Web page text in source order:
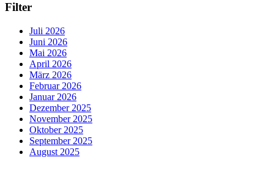
Filter
Juli 2026
Juni 2026
Mai 2026
April 2026
März 2026
Februar 2026
Januar 2026
Dezember 2025
November 2025
Oktober 2025
September 2025
August 2025